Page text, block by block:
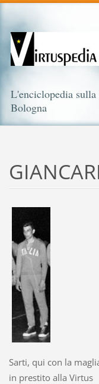
L'enciclopedia
Bologna
Sarti, qui con la
in prestito alla Virtus